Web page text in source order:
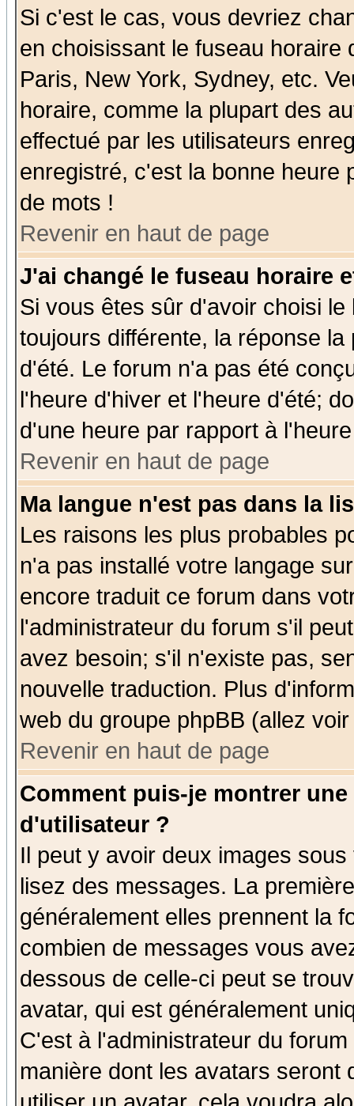
Si c'est le cas, vous devriez
en choisissant le fuseau
Paris, New York, Sydney, etc.
horaire, comme la plupart des
effectué par les utilisateurs
enregistré, c'est la bonne heure
de mots !
Revenir en haut de page
J'ai changé le fuseau horaire
Si vous êtes sûr d'avoir choisi
toujours différente, la réponse
d'été. Le forum n'a pas été
l'heure d'hiver et l'heure d'été;
d'une heure par rapport à
Revenir en haut de page
Ma langue n'est pas dans la
Les raisons les plus probables
n'a pas installé votre langage
encore traduit ce forum dans
l'administrateur du forum s'il
avez besoin; s'il n'existe pas,
nouvelle traduction. Plus
web du groupe phpBB (allez
Revenir en haut de page
Comment puis-je montrer
d'utilisateur ?
Il peut y avoir deux images
lisez des messages. La
généralement elles prennent la
combien de messages vous
dessous de celle-ci peut se
avatar, qui est généralement
C'est à l'administrateur du
manière dont les avatars seront